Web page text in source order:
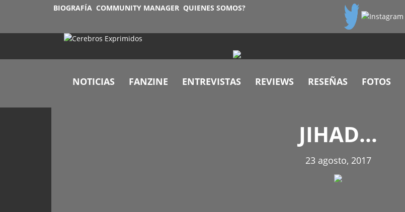
BIOGRAFÍA COMMUNITY MANAGER QUIENES SOMOS?
NOTICIAS FANZINE ENTREVISTAS REVIEWS RESEÑAS FOTOS
JIHAD…
23 agosto, 2017